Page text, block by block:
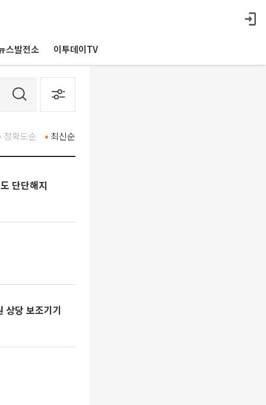
스발전소 이투데이TV
최신순
정확도순
단단해지
상당 보조기기